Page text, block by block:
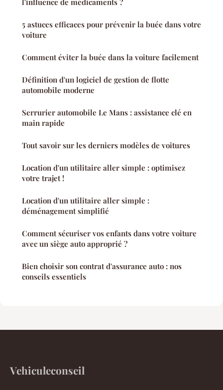
l'influence de médicaments ?
5 astuces efficaces pour prévenir la buée dans votre
voiture
Comment éviter la buée dans la voiture facilement
Définition d'un logiciel de gestion de flotte
automobile moderne
Serrurier automobile Le Mans : assistance clé en
main rapide
Tout savoir sur les derniers modèles de voitures
Location d'un utilitaire aller simple : optimisez
votre trajet !
Location d'un utilitaire aller simple :
déménagement simplifié
Comment sécuriser vos enfants dans votre voiture
avec un siège auto approprié ?
Bien choisir son contrat d'assurance auto : nos
conseils essentiels
Vehiculeconseil